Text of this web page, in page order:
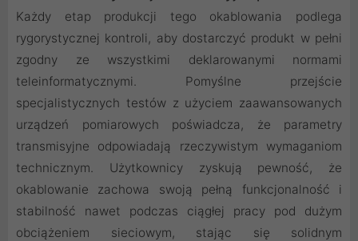
Każdy etap produkcji tego okablowania podlega
rygorystycznej kontroli, aby dostarczyć produkt w pełni
zgodny ze wszystkimi deklarowanymi normami
teleinformatycznymi. Pomyślne przejście
specjalistycznych testów z użyciem zaawansowanych
urządzeń pomiarowych poświadcza, że parametry
transmisyjne odpowiadają rzeczywistym wymaganiom
technicznym. Użytkownicy zyskują pewność, że
okablowanie zachowa swoją pełną funkcjonalność i
stabilność nawet podczas ciągłej pracy pod dużym
obciążeniem sieciowym, stając się solidnym